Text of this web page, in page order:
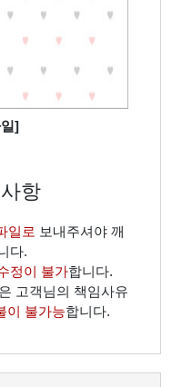
]
항
일로 보내주셔야 깨
다.
정이 불가합니다.
고객님의 책임사유
이 불가능합니다.